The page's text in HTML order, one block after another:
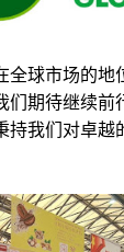
全球市场的地
们期待继续前
持我们对卓越